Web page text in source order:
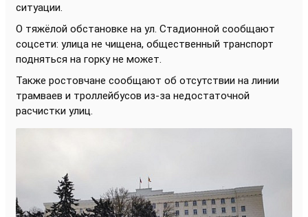
ситуации.
О тяжёлой обстановке на ул. Стадионной сообщают
соцсети: улица не чищена, общественный транспорт
подняться на горку не может.
Также ростовчане сообщают об отсутствии на линии
трамваев и троллейбусов из-за недостаточной
расчистки улиц.